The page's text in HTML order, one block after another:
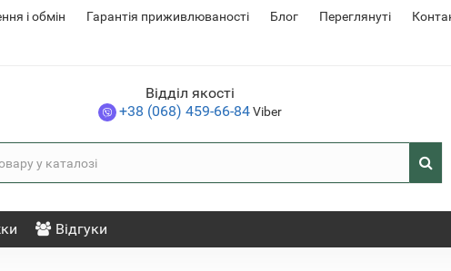
i обмін Гарантія приживлюваності Блог Переглянуті
Відділ якості
+38 (068) 459-66-84Viber
Відгуки